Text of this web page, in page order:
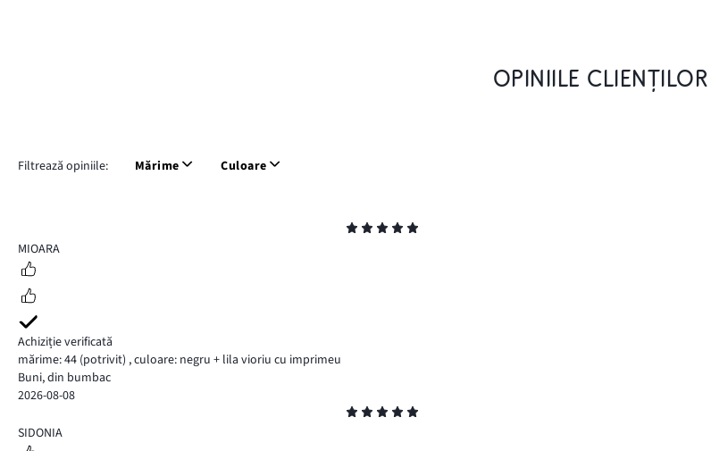
OPINIILE CLIENȚILOR
Filtrează opiniile: Mărime Culoare
5
MIOARA
Achiziție verificată
mărime: 44 (potrivit) ,culoare: negru + lila vioriu cu imprimeu
Buni, din bumbac
2026-08-08
5
SIDONIA